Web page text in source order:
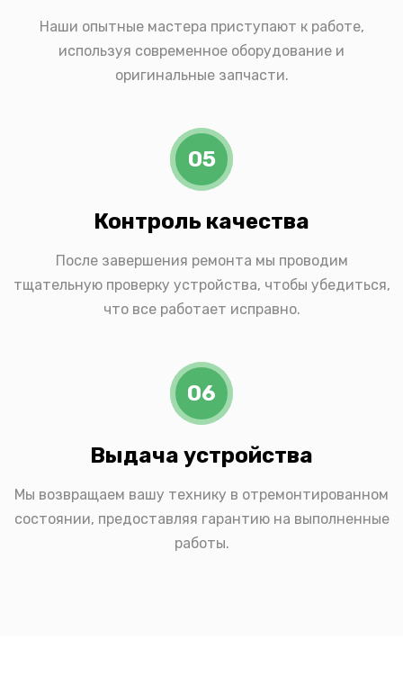
Наши опытные мастера приступают к работе,
используя современное оборудование и
оригинальные запчасти.
05
Контроль качества
После завершения ремонта мы проводим
тщательную проверку устройства, чтобы убедиться,
что все работает исправно.
06
Выдача устройства
Мы возвращаем вашу технику в отремонтированном
состоянии, предоставляя гарантию на выполненные
работы.